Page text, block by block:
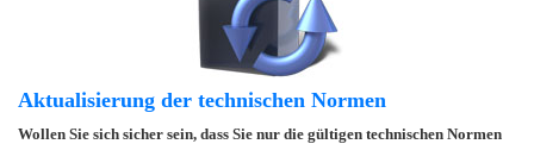
Aktualisierung der technischen Normen
Wollen Sie sich sicher sein, dass Sie nur die gültigen technischen Normen